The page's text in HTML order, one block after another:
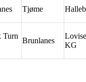
Tjøme
Turn
Brunlanes
KG